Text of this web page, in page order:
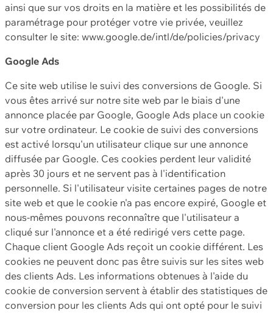
ainsi que sur vos droits en la matière et les possibilités de
paramétrage pour protéger votre vie privée, veuillez
consulter le site: www.google.de/intl/de/policies/privacy
Google Ads
Ce site web utilise le suivi des conversions de Google. Si
vous êtes arrivé sur notre site web par le biais d'une
annonce placée par Google, Google Ads place un cookie
sur votre ordinateur. Le cookie de suivi des conversions
est activé lorsqu'un utilisateur clique sur une annonce
diffusée par Google. Ces cookies perdent leur validité
après 30 jours et ne servent pas à l'identification
personnelle. Si l'utilisateur visite certaines pages de notre
site web et que le cookie n'a pas encore expiré, Google et
nous-mêmes pouvons reconnaître que l'utilisateur a
cliqué sur l'annonce et a été redirigé vers cette page.
Chaque client Google Ads reçoit un cookie différent. Les
cookies ne peuvent donc pas être suivis sur les sites web
des clients Ads. Les informations obtenues à l'aide du
cookie de conversion servent à établir des statistiques de
conversion pour les clients Ads qui ont opté pour le suivi